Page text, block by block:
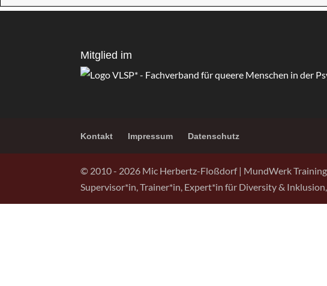
Mitglied im
Kontakt Impressum Datenschutz
© 2010 - 2026 Mic Herbertz-Floßdorf | MundWerk
Supervisor*in, Trainer*in, Expert*in für Diversity &